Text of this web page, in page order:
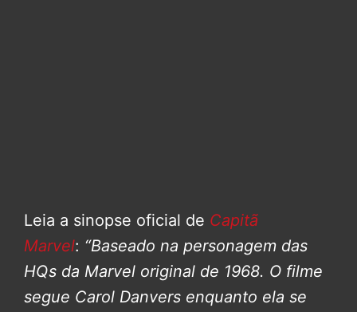
Leia a sinopse oficial de Capitã
Marvel: “Baseado na personagem das
HQs da Marvel original de 1968. O filme
segue Carol Danvers enquanto ela se